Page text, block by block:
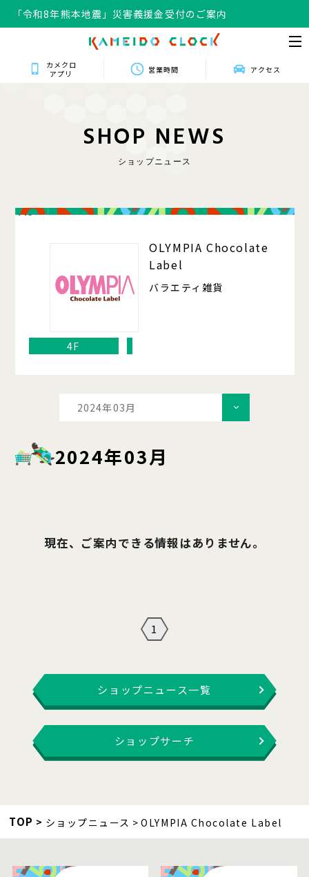
「令和8年熊本地震」災害義援金受付のご案内
カメクロ
アプリ
営業時間 アクセス
SHOP NEWS
ショップニュース
413
OLYMPIA Chocolate
Label
バラエティ雑貨
4F
2024年03月
2024年03月
現在、ご案内できる情報はありません。
1
ショップニュース一覧
ショップサーチ
TOP ショップニュース OLYMPIA Chocolate Label